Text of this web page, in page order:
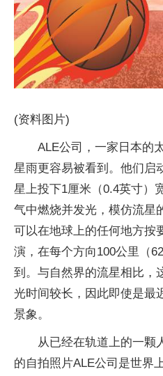
(资料图片)
ALE公司，一家日本的
星雨更容易被看到。他们启
星上投下1厘米（0.4英寸）
气中燃烧并发光，模仿流星
可以在地球上的任何地方按
演，在每个方向100公里（
到。与自然界的流星相比，
光时间较长，因此即使是最
景象。
从已经在轨道上的一颗
的自拍照片ALE公司是世界